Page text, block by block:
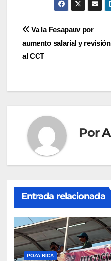
Navegación
de
Va la Fesapauv por
aumento salarial y revisión
al CCT
Por
Entrada relacionada
POZA RICA